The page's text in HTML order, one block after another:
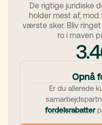
De rigtige juridiske
holder mest af, mod
værste sker. Bliv
ro i maven
Opnå
Er du allerede
fordelsrabatter